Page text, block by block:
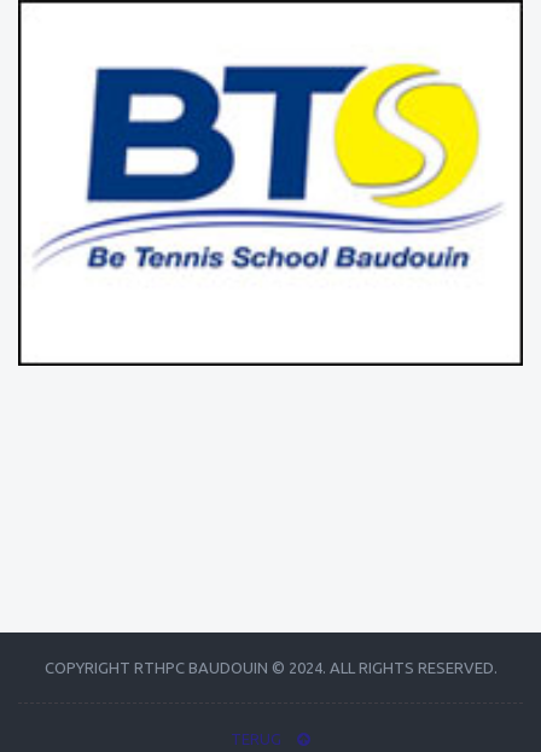
COPYRIGHT RTHPC BAUDOUIN © 2024. ALL RIGHTS RESERVED.
TERUG